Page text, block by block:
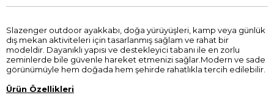
Slazenger outdoor ayakkabı, doğa yürüyüşleri, kamp veya günlük
dış mekan aktiviteleri için tasarlanmış sağlam ve rahat bir
modeldir. Dayanıklı yapısı ve destekleyici tabanı ile en zorlu
zeminlerde bile güvenle hareket etmenizi sağlar.Modern ve sade
görünümüyle hem doğada hem şehirde rahatlıkla tercih edilebilir.
Ürün Özellikleri